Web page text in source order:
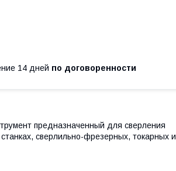
14 дней по договоренности
предназначенный для сверления
сверлильно-фрезерных, токарных и